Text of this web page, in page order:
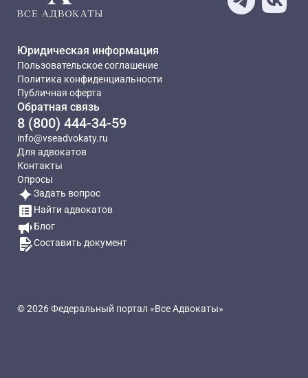
Юридическая информация
Пользовательское соглашение
Политика конфиденциальности
Публичная оферта
Обратная связь
8 (800) 444-34-59
info@vseadvokaty.ru
Для адвокатов
Контакты
Опросы
Задать вопрос
Найти адвокатов
Блог
Составить документ
© 2026 Федеральный портал «Все Адвокаты»